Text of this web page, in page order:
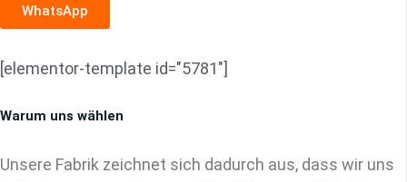
WhatsApp
[elementor-template id="5781"]
Warum uns wählen
Unsere Fabrik zeichnet sich dadurch aus, dass wir uns